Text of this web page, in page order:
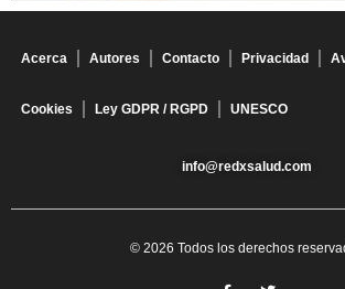
Acerca Autores Contacto Privacidad
Cookies Ley GDPR / RGPD UNESCO
info@redxsalud.com
© 2026 Todos los derechos